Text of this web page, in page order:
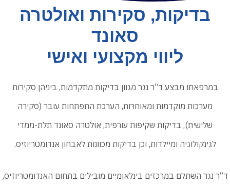
בדיקות, סקירות ואולטרה
סאונד
ליווי מקצועי ואישי
במרפאתו מבצע ד“ר נגר מגוון בדיקות מתקדמות, ביניהן סקירות
מערכות מוקדמות ומאוחרות, הערכת התפתחות עובר (סקירה
שלישית), בדיקות שקיפות עורפית, אולטרה סאונד תלת-ממדי
לגינקולוגיה ומיילדות, וכן בדיקות מכוונות לאבחון אנדומטריוזיס.
ד“ר נגר השתלם במרכזים בינלאומיים מובילים בתחום האנדומטריוזיס,